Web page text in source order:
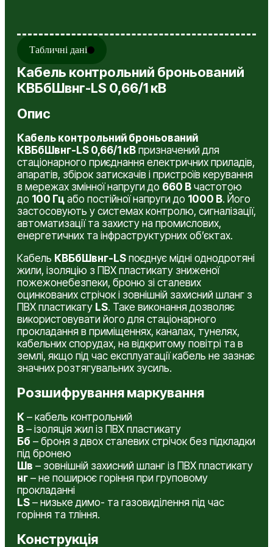
Табличні дані
Кабель контрольний броньований
КВБбШвнг-LS 0,66/1 кВ
Опис
Кабель контрольний броньований
КВБбШвнг-LS 0,66/1 кВ призначений для
стаціонарного приєднання електричних приладів,
апаратів, збірок затискачів і пристроїв керування
в мережах змінної напруги до 660 В частотою
до 100 Гц або постійної напруги до 1000 В. Його
застосовують у системах контролю, сигналізації,
автоматизації та захисту на промислових,
енергетичних та інфраструктурних об’єктах.
Кабель КВБбШвнг-LS поєднує мідні однодротяні
жили, ізоляцію з ПВХ пластикату зниженої
пожежонебезпеки, броню зі сталевих
оцинкованих стрічок і зовнішній захисний шланг з
ПВХ пластикату LS. Таке виконання дозволяє
використовувати його для стаціонарного
прокладання в приміщеннях, каналах, тунелях,
кабельних спорудах, на відкритому повітрі та в
землі, якщо під час експлуатації кабель не зазнає
значних розтягувальних зусиль.
Розшифрування маркування
К – кабель контрольний
В – ізоляція жил із ПВХ пластикату
Бб – броня з двох сталевих стрічок без підкладки
під бронею
Шв – зовнішній захисний шланг із ПВХ пластикату
нг – не поширює горіння при груповому
прокладанні
LS – низьке димо- та газовиділення під час
горіння та тління.
Конструкція